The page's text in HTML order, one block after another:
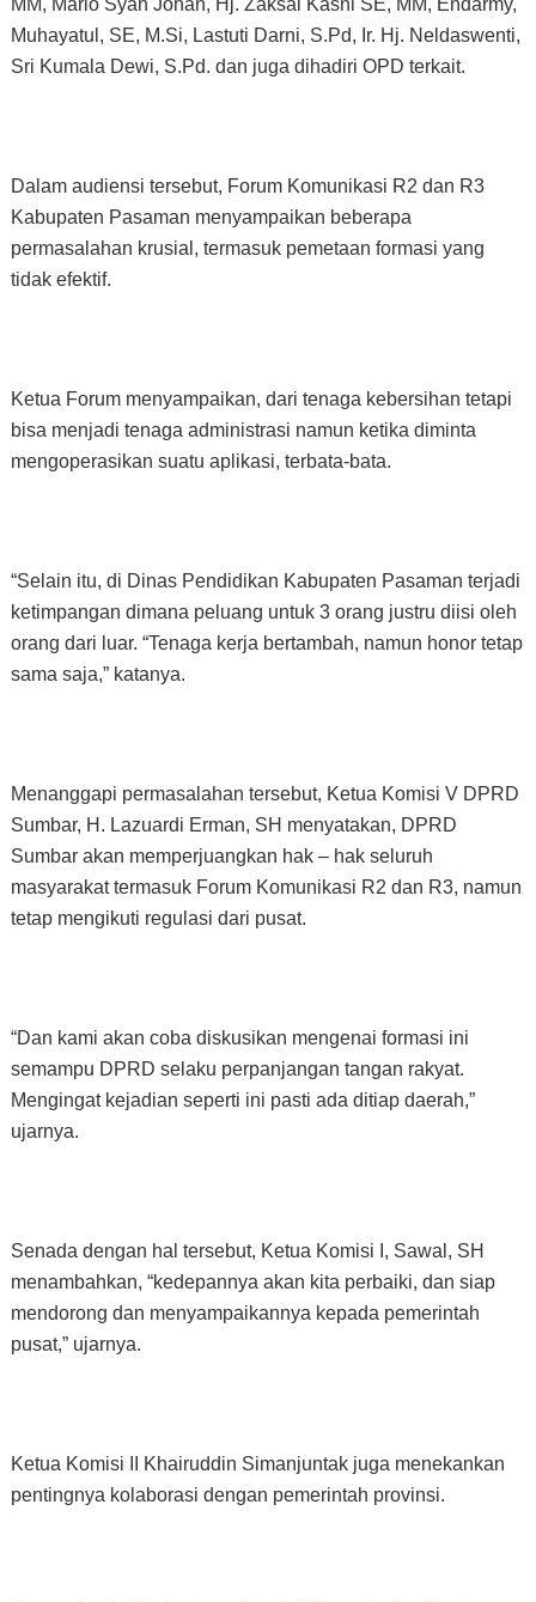
Muhayatul, SE, M.Si, Lastuti Darni, S.Pd, Ir. Hj. Neldaswenti,
Sri Kumala Dewi, S.Pd. dan juga dihadiri OPD terkait.
Dalam audiensi tersebut, Forum Komunikasi R2 dan R3
Kabupaten Pasaman menyampaikan beberapa
permasalahan krusial, termasuk pemetaan formasi yang
tidak efektif.
Ketua Forum menyampaikan, dari tenaga kebersihan tetapi
bisa menjadi tenaga administrasi namun ketika diminta
mengoperasikan suatu aplikasi, terbata-bata.
“Selain itu, di Dinas Pendidikan Kabupaten Pasaman terjadi
ketimpangan dimana peluang untuk 3 orang justru diisi oleh
orang dari luar. “Tenaga kerja bertambah, namun honor tetap
sama saja,” katanya.
Menanggapi permasalahan tersebut, Ketua Komisi V DPRD
Sumbar, H. Lazuardi Erman, SH menyatakan, DPRD
Sumbar akan memperjuangkan hak – hak seluruh
masyarakat termasuk Forum Komunikasi R2 dan R3, namun
tetap mengikuti regulasi dari pusat.
“Dan kami akan coba diskusikan mengenai formasi ini
semampu DPRD selaku perpanjangan tangan rakyat.
Mengingat kejadian seperti ini pasti ada ditiap daerah,”
ujarnya.
Senada dengan hal tersebut, Ketua Komisi I, Sawal, SH
menambahkan, “kedepannya akan kita perbaiki, dan siap
mendorong dan menyampaikannya kepada pemerintah
pusat,” ujarnya.
Ketua Komisi II Khairuddin Simanjuntak juga menekankan
pentingnya kolaborasi dengan pemerintah provinsi.